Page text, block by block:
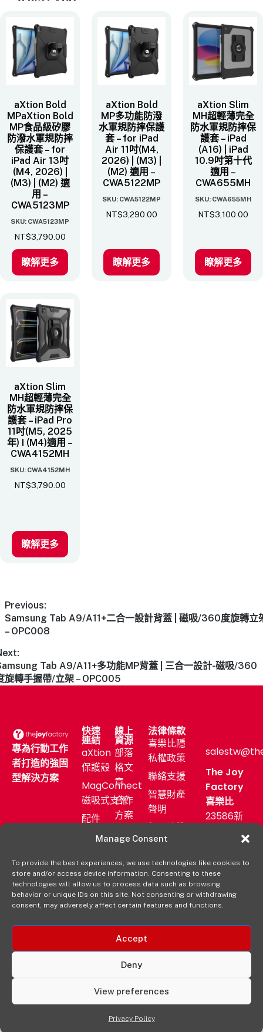
Manage Consent
To provide the best experiences, we use technologies like cookies to
store and/or access device information. Consenting to these
technologies will allow us to process data such as browsing
behavior or unique IDs on this site. Not consenting or withdrawing
consent, may adversely affect certain features and functions.
Accept
Deny
View preferences
Privacy Policy
aXtion Bold
MPaXtion Bold
MP食品級矽膠
防潑水軍規防摔
保護套 – for
iPad Air 13吋
(M4, 2026) |
(M3) | (M2) 適
用 –
CWA5123MP
SKU: CWA5123MP
NT$3,790.00
瞭解更多
aXtion Bold
MP多功能防潑
水軍規防摔保護
套 – for iPad
Air 11吋(M4,
2026) | (M3) |
(M2) 適用 –
CWA5122MP
SKU: CWA5122MP
NT$3,290.00
瞭解更多
aXtion Slim
MH超輕薄完全
防水軍規防摔保
護套 – iPad
(A16) | iPad
10.9吋第十代
適用 –
CWA655MH
SKU: CWA655MH
NT$3,100.00
瞭解更多
aXtion Slim
MH超輕薄完全
防水軍規防摔保
護套 – iPad Pro
11吋(M5, 2025
年) I (M4)適用 –
CWA4152MH
SKU: CWA4152MH
NT$3,790.00
瞭解更多
Previous:
Samsung Tab A9/A11+二合一設計背蓋 | 磁吸/360度旋轉立
– OPC008
Tab A9/A11+多功能MP背蓋 | 三合一設計-磁吸/360
旋轉手握帶/立架 – OPC005
專為行動工作
者打造的強固
型解決方案
快速
連結
aXtion
保護殼
MagConnect
磁吸式支架
配件
產業
購買
aXtion→
線上
資源
部落
格文
章
合作
方案
售後
新聞
發佈
室
通路
法律條款
喜樂比隱
私權政策
聯絡支援
智慧財產
聲明
保固政策
The Joy
Factory
喜樂比
23586新
區中正路
872號11F
(02)
2222-
9827
© 2025 The Joy Factory, Inc. 版權。保留所有權利。